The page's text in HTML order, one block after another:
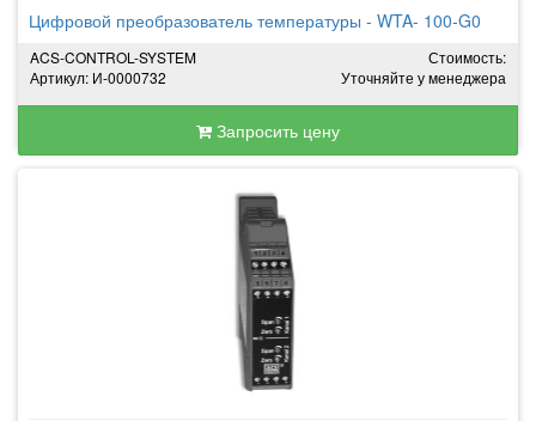
Цифровой преобразователь температуры - WTA- 100-G0
ACS-CONTROL-SYSTEM
Артикул: И-0000732
Стоимость:
Уточняйте у менеджера
Запросить цену